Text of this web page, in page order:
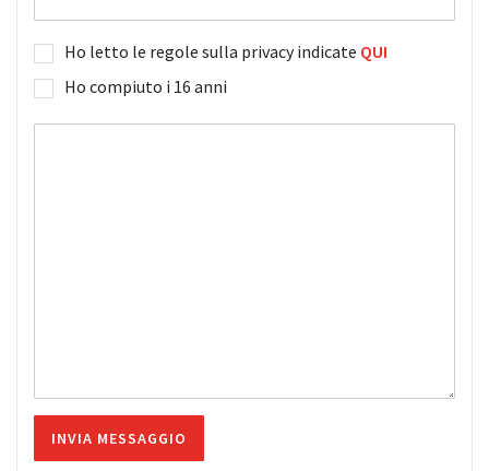
Ho letto le regole sulla privacy indicate QUI
Ho compiuto i 16 anni